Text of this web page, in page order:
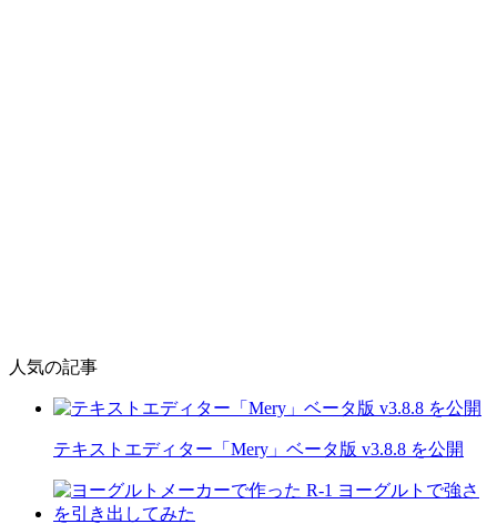
人気の記事
テキストエディター「Mery」ベータ版 v3.8.8 を公開